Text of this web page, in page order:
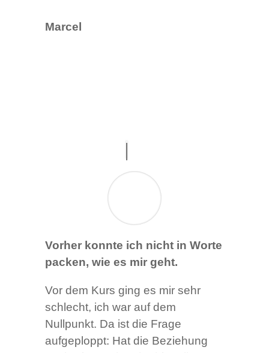
Marcel
Vorher konnte ich nicht in Worte
packen, wie es mir geht.
Vor dem Kurs ging es mir sehr
schlecht, ich war auf dem
Nullpunkt. Da ist die Frage
aufgeploppt: Hat die Beziehung